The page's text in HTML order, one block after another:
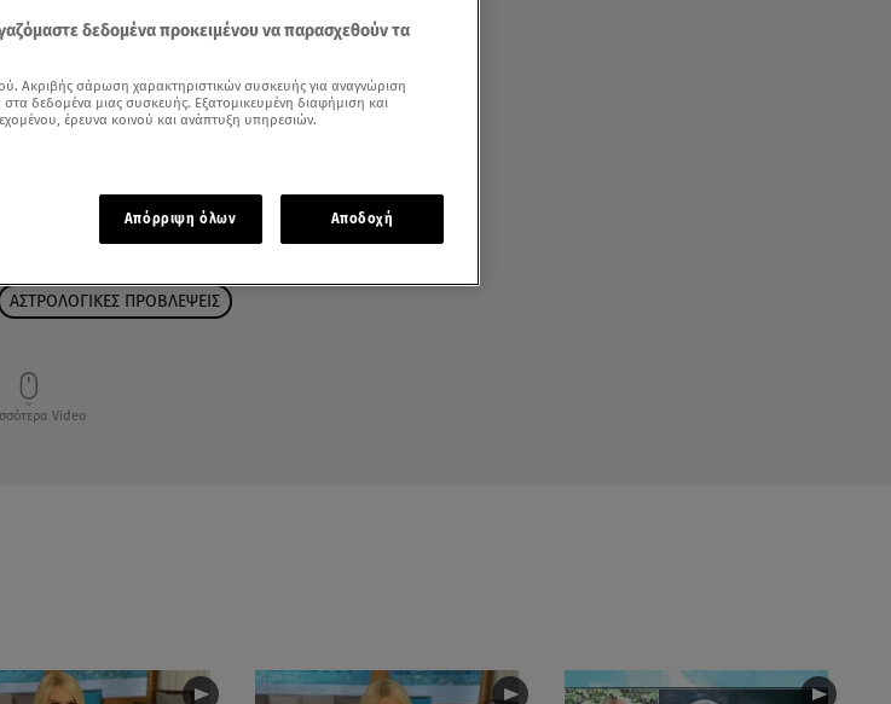
ΑΣΤΡΟΛΟΓΙΚΕΣ ΠΡΟΒΛΕΨΕΙΣ
Video
δεδομένα προκειμένου να παρασχεθούν τα
Ακριβής σάρωση χαρακτηριστικών συσκευής για αναγνώριση
δεδομένα μιας συσκευής. Εξατομικευμένη διαφήμιση και
έρευνα κοινού και ανάπτυξη υπηρεσιών.
Απόρριψη όλων Αποδοχή